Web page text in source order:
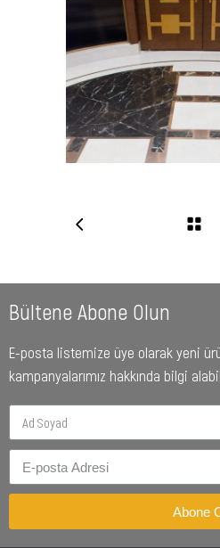
Bültene Abone Olun
E-posta listemize üye olarak yeni
kampanyalarımız hakkında bilgi
Abone